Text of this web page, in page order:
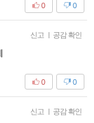
0
0
신고 공감 확인
0
0
신고 공감 확인